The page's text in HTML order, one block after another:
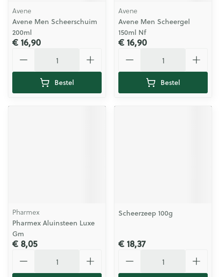
Avene
Avene Men Scheerschuim
200ml
€ 16,90
Bestel
Avene
Avene Men Scheergel
150ml Nf
€ 16,90
Bestel
Pharmex
Pharmex Aluinsteen Luxe
Gm
€ 8,05
Scheerzeep 100g
€ 18,37